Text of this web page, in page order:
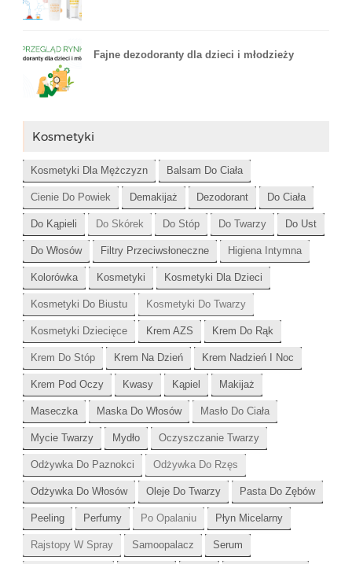
Fajne dezodoranty dla dzieci i młodzieży
Kosmetyki
Kosmetyki Dla Mężczyzn Balsam Do Ciała
Cienie Do Powiek Demakijaż Dezodorant Do Ciała
Do Kąpieli Do Skórek Do Stóp Do Twarzy Do Ust
Do Włosów Filtry Przeciwsłoneczne Higiena Intymna
Kolorówka Kosmetyki Kosmetyki Dla Dzieci
Kosmetyki Do Biustu Kosmetyki Do Twarzy
Kosmetyki Dziecięce Krem AZS Krem Do Rąk
Krem Do Stóp Krem Na Dzień Krem Nadzień I Noc
Krem Pod Oczy Kwasy Kąpiel Makijaż
Maseczka Maska Do Włosów Masło Do Ciała
Mycie Twarzy Mydło Oczyszczanie Twarzy
Odżywka Do Paznokci Odżywka Do Rzęs
Odżywka Do Włosów Oleje Do Twarzy Pasta Do Zębów
Peeling Perfumy Po Opalaniu Płyn Micelarny
Rajstopy W Spray Samoopalacz Serum